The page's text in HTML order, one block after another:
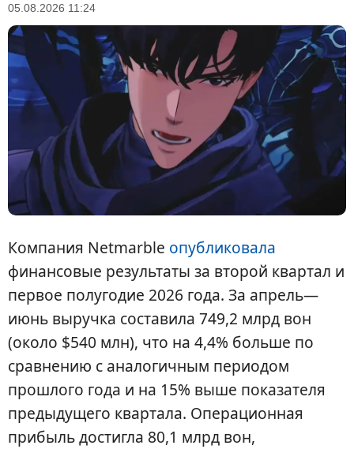
05.08.2026 11:24
Компания Netmarble опубликовала
финансовые результаты за второй квартал и
первое полугодие 2026 года. За апрель—
июнь выручка составила 749,2 млрд вон
(около $540 млн), что на 4,4% больше по
сравнению с аналогичным периодом
прошлого года и на 15% выше показателя
предыдущего квартала. Операционная
прибыль достигла 80,1 млрд вон,